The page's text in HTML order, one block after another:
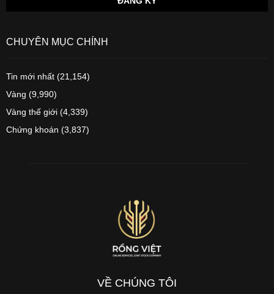
CHUYÊN MỤC CHÍNH
Tin mới nhất (21,154)
Vàng (9,990)
Vàng thế giới (4,339)
Chứng khoán (3,837)
VỀ CHÚNG TÔI